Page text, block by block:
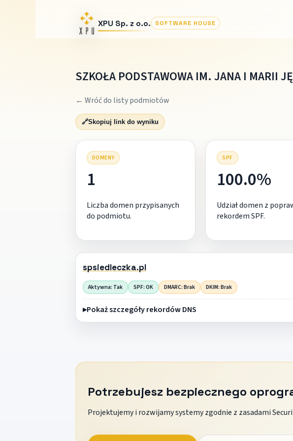
XPU Sp. z o.o. SOFTWARE HOUSE
SZKOŁA PODSTAWOWA IM. JANA I MARII
← Wróć do listy podmiotów
🔗Skopiuj link do wyniku
DOMENY
1
Liczba domen przypisanych
do podmiotu.
SPF
100.0%
Udział domen z
rekordem SPF.
spsiedleczka.pl
Aktywna: Tak SPF: OK DMARC: Brak DKIM: Brak
Pokaż szczegóły rekordów DNS
Potrzebujesz bezpiecznego
Projektujemy i rozwijamy systemy zgodnie z zasadami